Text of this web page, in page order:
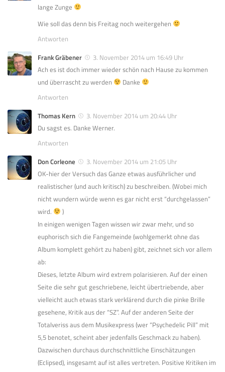
lange Zunge
Wie soll das denn bis Freitag noch weitergehen
Antworten
Frank Gräbener
3. November 2014 um 16:49 Uhr
Ach es ist doch immer wieder schön nach Hause zu kommen
und überrascht zu werden
Danke
Antworten
Thomas Kern
3. November 2014 um 20:44 Uhr
Du sagst es. Danke Werner.
Antworten
Don Corleone
3. November 2014 um 21:05 Uhr
OK-hier der Versuch das Ganze etwas ausführlicher und
realistischer (und auch kritisch) zu beschreiben. (Wobei mich
nicht wundern würde wenn es gar nicht erst “durchgelassen”
wird.
)
In einigen wenigen Tagen wissen wir zwar mehr, und so
euphorisch sich die Fangemeinde (wohlgemerkt ohne das
Album komplett gehört zu haben) gibt, zeichnet sich vor allem
ab:
Dieses, letzte Album wird extrem polarisieren. Auf der einen
Seite die sehr gut geschriebene, leicht übertriebende, aber
vielleicht auch etwas stark verklärend durch die pinke Brille
gesehene, Kritik aus der “SZ”. Auf der anderen Seite der
Totalveriss aus dem Musikexpress (wer “Psychedelic Pill” mit
5,5 benotet, scheint aber jedenfalls Geschmack zu haben).
Dazwischen durchaus durchschnittliche Einschätzungen
(Eclipsed), insgesamt auf ist alles vertreten. Positive Kritiken im